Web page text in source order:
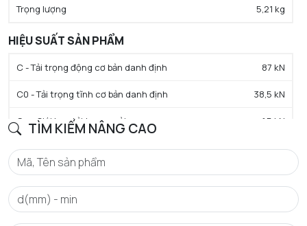
TÌM KIẾM NÂNG CAO
Trọng lượng 5,21 kg
HIỆU SUẤT SẢN PHẨM
C - Tải trọng động cơ bản danh định 87 kN
C0 - Tải trọng tĩnh cơ bản danh định 38,5 kN
Cu - Giới hạn tải trọng mỏi 1,5 kN
e - Trị số giới hạn 0.18
Y0 - Hệ số tải trọng trục tĩnh 3.9
Y1 - Hệ số tải trọng trục thấp hơn